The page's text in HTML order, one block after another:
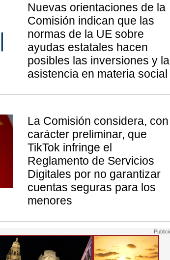
Nuevas orientaciones de la
Comisión indican que las
normas de la UE sobre
ayudas estatales hacen
posibles las inversiones y la
asistencia en materia social
La Comisión considera, con
carácter preliminar, que
TikTok infringe el
Reglamento de Servicios
Digitales por no garantizar
cuentas seguras para los
menores